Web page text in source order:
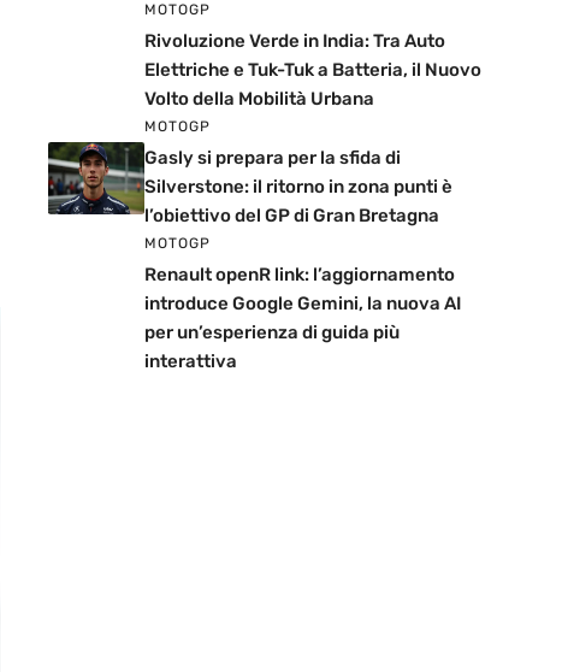
MOTOGP
Rivoluzione Verde in India: Tra Auto
Elettriche e Tuk-Tuk a Batteria, il Nuovo
Volto della Mobilità Urbana
MOTOGP
Gasly si prepara per la sfida di
Silverstone: il ritorno in zona punti è
l’obiettivo del GP di Gran Bretagna
MOTOGP
Renault openR link: l’aggiornamento
introduce Google Gemini, la nuova AI
per un’esperienza di guida più
interattiva